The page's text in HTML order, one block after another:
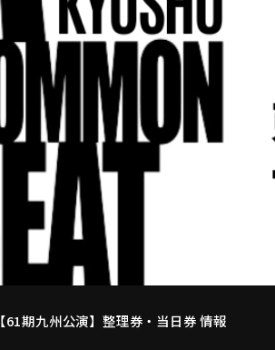
【61期九州公演】整理券・当日券 情報